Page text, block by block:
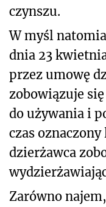
czynszu.
W myśl
dnia 23
przez umowę
zobowiązuje
do używania i
czas
dzierżawca
Zarówno